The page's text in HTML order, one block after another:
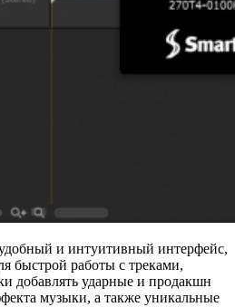
и интуитивный интерфейс,
быстрой работы с треками,
добавлять ударные и продакшн
музыки, а также уникальные